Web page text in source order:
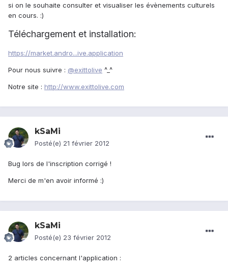
si on le souhaite consulter et visualiser les évènements culturels
en cours. :)
Téléchargement et installation:
https://market.andro...ive.application
Pour nous suivre : @exittolive ^_^
Notre site : http://www.exittolive.com
kSaMi
Posté(e) 21 février 2012
Bug lors de l'inscription corrigé !
Merci de m'en avoir informé :)
kSaMi
Posté(e) 23 février 2012
2 articles concernant l'application :